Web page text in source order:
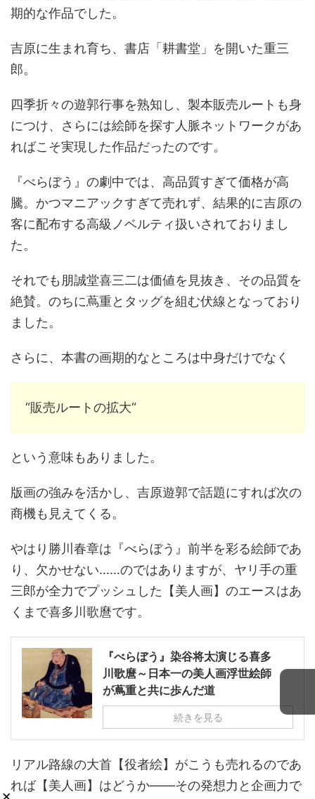
期的な作品でした。
吉原に生まれ育ち、書店「耕書堂」を開いた重三
郎。
四季折々の遊郭行事を熟知し、製本販売ルートも身
につけ、さらには絵師を探す人脈ネットワークがあ
ればこそ実現した作品だったのです。
『べらぼう』の劇中では、高品質すぎて価格が高
騰。かつマニアックすぎて売れず、結果的に吉原の
客に配布する高級ノベルティ扱いされておりまし
た。
それでも朋誠堂喜三二は価値を見抜き、その品質を
絶賛。のちに蔦重とタッグを組む伏線となっており
ました。
さらに、本書の画期的なところは中身だけでなく
“販売ルートの拡大“
という意味もありました。
版画の強みを活かし、吉原遊郭で話題にすれば次の
商機も見えてくる。
やはり勝川春章は『べらぼう』前半を彩る絵師であ
り、欠かせない……のではありますが、ヤリ手の重
三郎が全力でプッシュした【美人画】のエースはあ
くまで喜多川歌麿です。
『べらぼう』染谷将太演じる喜多
川歌麿～日本一の美人画浮世絵師
が蔦重と共に歩んだ道
続きを見る
リアル路線の大首【役者絵】がこうも売れるのであ
れば【美人画】はどうか――その発想力と企画力で